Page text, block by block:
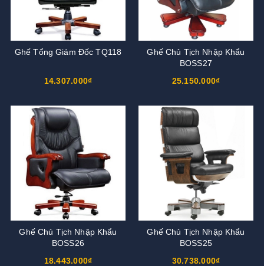
Ghế Tổng Giám Đốc TQ118
14.307.000₫
Ghế Chủ Tịch Nhập Khẩu
BOSS27
25.150.000₫
Ghế Chủ Tịch Nhập Khẩu
BOSS26
18.443.000₫
Ghế Chủ Tịch Nhập Khẩu
BOSS25
30.738.000₫